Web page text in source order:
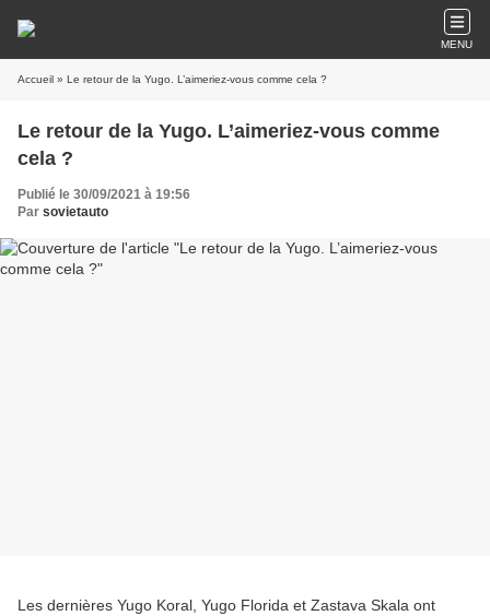
MENU
Accueil » Le retour de la Yugo. L’aimeriez-vous comme cela ?
Le retour de la Yugo. L’aimeriez-vous comme
cela ?
Publié le 30/09/2021 à 19:56
Par sovietauto
Les dernières Yugo Koral, Yugo Florida et Zastava Skala ont